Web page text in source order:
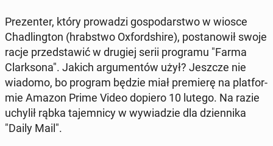
Pre­zen­ter, który pro­wa­dzi go­spo­dar­stwo w wiosce
Cha­dling­ton (hrab­stwo Oxford­shi­re), po­sta­no­wił swoje
racje przed­sta­wić w drugiej serii pro­gra­mu "Farma
Clark­so­na". Jakich ar­gu­men­tów użył? Jeszcze nie
wiadomo, bo program będzie miał pre­mie­rę na plat­for­
mie Amazon Prime Video dopiero 10 lutego. Na razie
uchylił rąbka ta­jem­ni­cy w wy­wia­dzie dla dzien­ni­ka
"Daily Mail".